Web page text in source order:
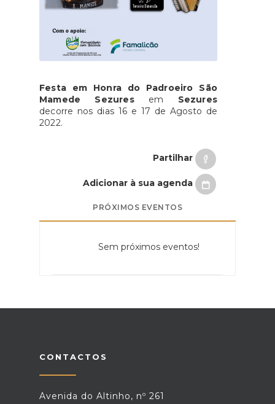
Festa em Honra do Padroeiro São
Mamede Sezures em Sezures
decorre nos dias 16 e 17 de Agosto de
2022.
Partilhar
Adicionar à sua agenda
PRÓXIMOS EVENTOS
Sem próximos eventos!
CONTACTOS
Avenida do Altinho, nº 261